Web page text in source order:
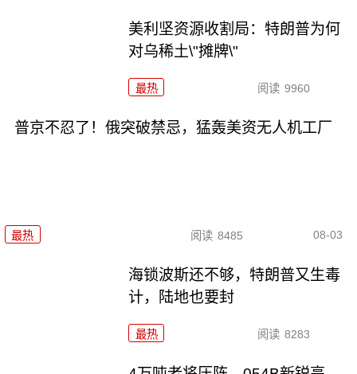
美利坚资源收割局：特朗普为何
对乌稀土\"摊牌\"
最热 阅读 9960
普京不忍了！俄突破禁忌，猛轰美资无人机工厂
最热 阅读 8485 08-03
海锁波斯还不够，特朗普又生毒
计，陆地也要封
最热 阅读 8283